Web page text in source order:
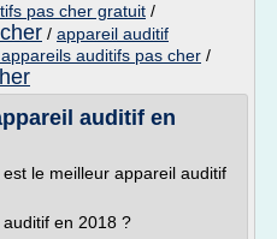
pas cher gratuit /
/ appareil auditif
auditifs pas cher /
auditif en
le meilleur appareil auditif
en 2018 ?